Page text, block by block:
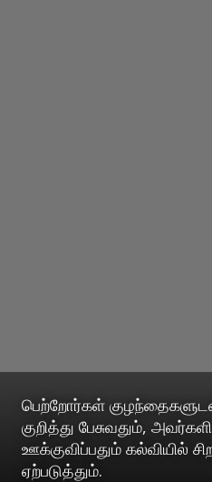
பெற்றோர்கள்
குறித்து பேசுவதும்,
ஊக்குவிப்பதும் கல்வியில்
ஏற்படுத்தும்.